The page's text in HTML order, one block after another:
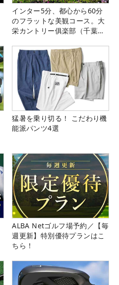
インター5分、都心から60分
のフラットな美観コース。大
栄カントリー俱楽部（千葉
猛暑を乗り切る！ こだわり機
能派パンツ4選
ALBA Netゴルフ場予約／【毎
週更新】特別優待プランはこ
ちら！